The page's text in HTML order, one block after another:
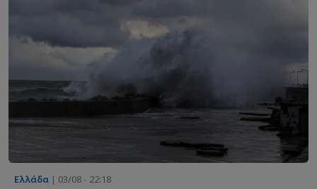
Ελλάδα | 03/08 - 22:18